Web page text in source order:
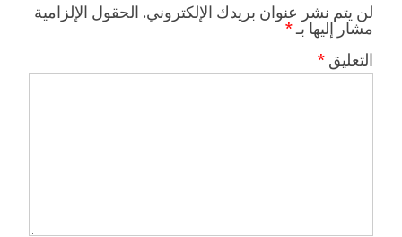
لن يتم نشر عنوان بريدك الإلكتروني. الحقول الإلزامية
مشار إليها بـ *
التعليق *